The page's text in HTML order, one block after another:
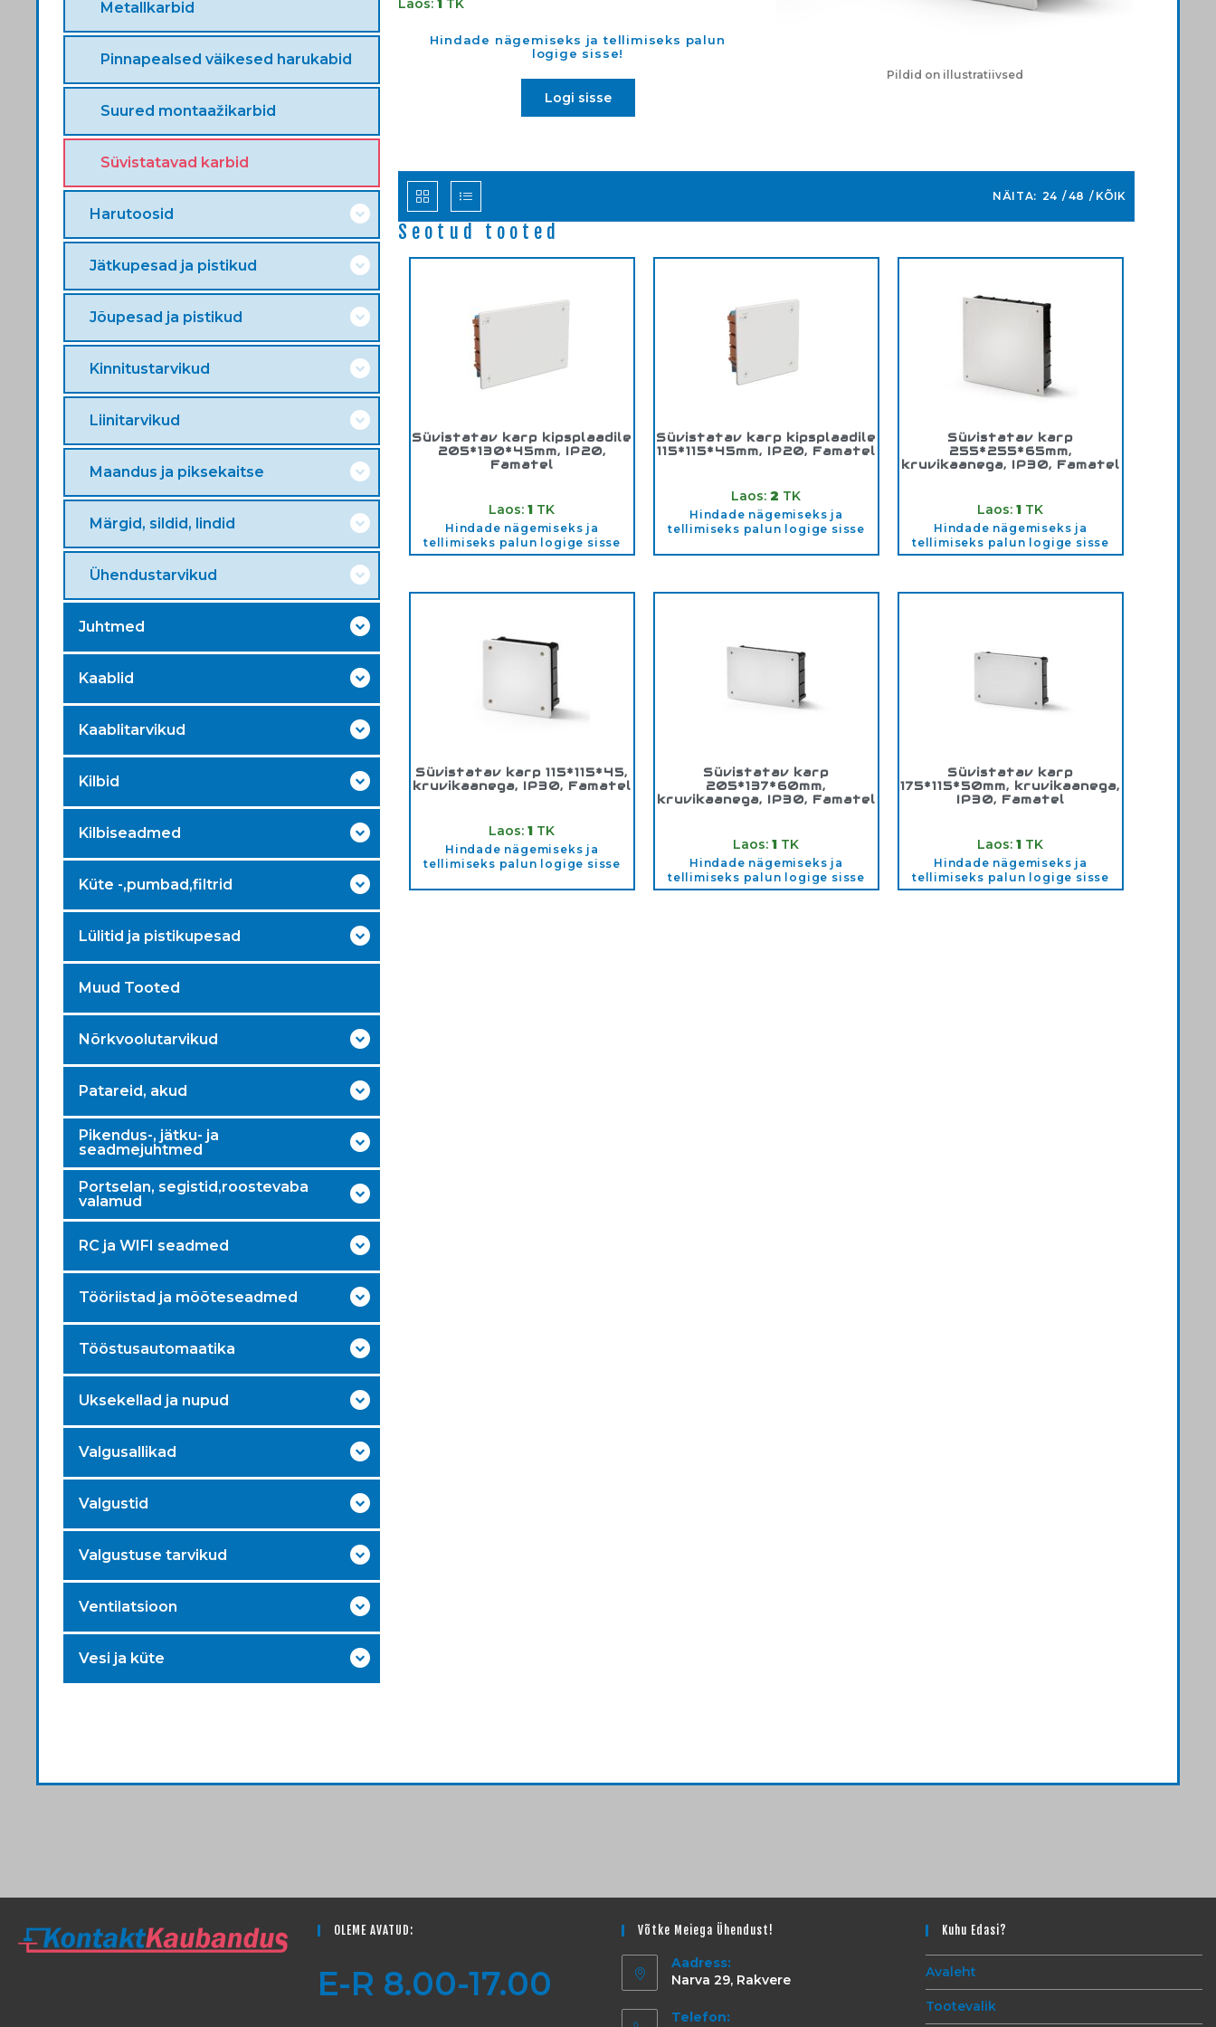
Metallkarbid
Pinnapealsed väikesed harukabid
Suured montaažikarbid
Süvistatavad karbid
Harutoosid
Jätkupesad ja pistikud
Jõupesad ja pistikud
Kinnitustarvikud
Liinitarvikud
Maandus ja piksekaitse
Märgid, sildid, lindid
Ühendustarvikud
Juhtmed
Kaablid
Kaablitarvikud
Kilbid
Kilbiseadmed
Küte -,pumbad,filtrid
Lülitid ja pistikupesad
Muud Tooted
Nõrkvoolutarvikud
Patareid, akud
Pikendus-, jätku- ja
seadmejuhtmed
Portselan, segistid,roostevaba
valamud
RC ja WIFI seadmed
Tööriistad ja mõõteseadmed
Tööstusautomaatika
Uksekellad ja nupud
Valgusallikad
Valgustid
Valgustuse tarvikud
Ventilatsioon
Vesi ja küte
Laos:1 TK
Hindade nägemiseks ja tellimiseks palun
logige sisse!
Logi sisse
Pildid on illustratiivsed
NÄITA: 24 48 KÕIK
Seotud tooted
Süvistatav karp kipsplaadile
205*130*45mm, IP20,
Famatel
Laos:1 TK
Hindade nägemiseks ja
tellimiseks palun logige sisse
Süvistatav karp kipsplaadile
115*115*45mm, IP20, Famatel
Laos:2 TK
Hindade nägemiseks ja
tellimiseks palun logige sisse
Süvistatav karp
255*255*65mm,
kruvikaanega, IP30, Famatel
Laos:1 TK
Hindade nägemiseks ja
tellimiseks palun logige sisse
Süvistatav karp 115*115*45,
kruvikaanega, IP30, Famatel
Laos:1 TK
Hindade nägemiseks ja
tellimiseks palun logige sisse
Süvistatav karp
205*137*60mm,
kruvikaanega, IP30, Famatel
Laos:1 TK
Hindade nägemiseks ja
tellimiseks palun logige sisse
Süvistatav karp
175*115*50mm, kruvikaanega,
IP30, Famatel
Laos:1 TK
Hindade nägemiseks ja
tellimiseks palun logige sisse
OLEME AVATUD:
E-R 8.00-17.00
Võtke Meiega Ühendust!
Aadress:
Narva 29, Rakvere
Telefon:
Kuhu Edasi?
Avaleht
Tootevalik